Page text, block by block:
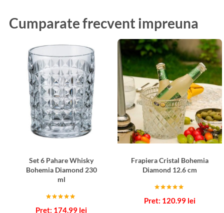
Cumparate frecvent impreuna
Set 6 Pahare Whisky
Bohemia Diamond 230
ml
5.00
174.99 lei
Frapiera Cristal Bohemia
Diamond 12.6 cm
5.00
120.99 lei